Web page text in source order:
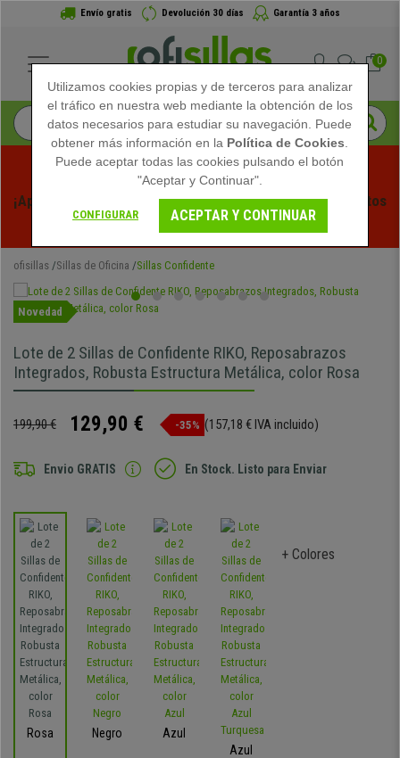
Envío gratis Devolución 30 días Garantía 3 años
0
¡Aprovecha las Rebajas de Verano en Ofisillas! Descuentos
Exclusivos por Tiempo Limitado - Ver Promo
ofisillas Sillas de Oficina Sillas Confidente
Novedad
Lote de 2 Sillas de Confidente RIKO, Reposabrazos
Integrados, Robusta Estructura Metálica, color Rosa
199,90 € 129,90 € -35% (157,18 € IVA incluido)
Envio GRATIS En Stock. Listo para Enviar
Rosa Negro
Azul
Azul
+ Colores
Utilizamos cookies propias y de terceros para analizar
el tráfico en nuestra web mediante la obtención de los
datos necesarios para estudiar su navegación. Puede
obtener más información en la Política de Cookies
Puede aceptar todas las cookies pulsando el botón
"Aceptar y Continuar".
CONFIGURAR ACEPTAR Y CONTINUAR